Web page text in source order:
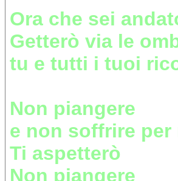
Ora che sei
Getterò via le
tu e tutti i tuoi
Non piangere
e non soffrire per
Ti aspetterò
Non piangere